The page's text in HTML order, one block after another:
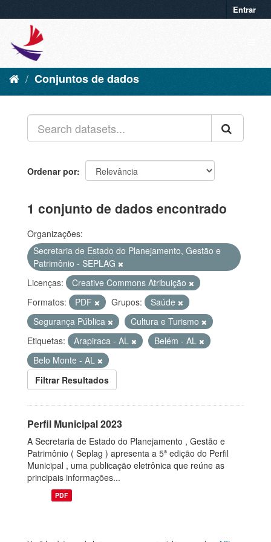
Entrar
Conjuntos de dados
Ordenar por
1 conjunto de dados encontrado
Organizações:
Secretaria de Estado do Planejamento, Gestão e
Patrimônio - SEPLAG
Licenças:
Creative Commons Atribuição
Formatos:
PDF Grupos:
Saúde
Segurança Pública
Cultura e Turismo
Etiquetas:
Arapiraca - AL
Belém - AL
Belo Monte - AL
Filtrar Resultados
Perfil Municipal 2023
A Secretaria de Estado do Planejamento , Gestão e
Patrimônio ( Seplag ) apresenta a 5ª edição do Perfil
Municipal , uma publicação eletrônica que reúne as
principais informações...
PDF